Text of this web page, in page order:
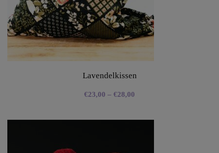
Lavendelkissen
€23,00 – €28,00